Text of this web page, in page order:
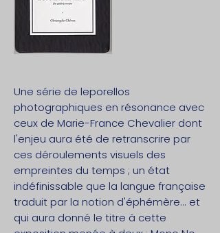
Une série de leporellos
photographiques en résonance avec
ceux de Marie-France Chevalier dont
l'enjeu aura été de retranscrire par
ces déroulements visuels des
empreintes du temps ; un état
indéfinissable que la langue française
traduit par la notion d'éphémère... et
qui aura donné le titre à cette